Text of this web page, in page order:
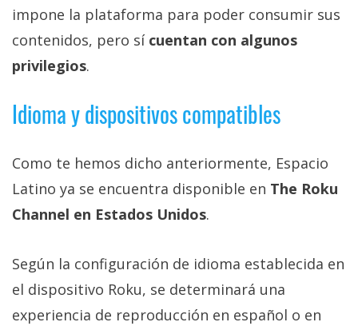
impone la plataforma para poder consumir sus
contenidos, pero sí cuentan con algunos
privilegios.
Idioma y dispositivos compatibles
Como te hemos dicho anteriormente, Espacio
Latino ya se encuentra disponible en The Roku
Channel en Estados Unidos.
Según la configuración de idioma establecida en
el dispositivo Roku, se determinará una
experiencia de reproducción en español o en